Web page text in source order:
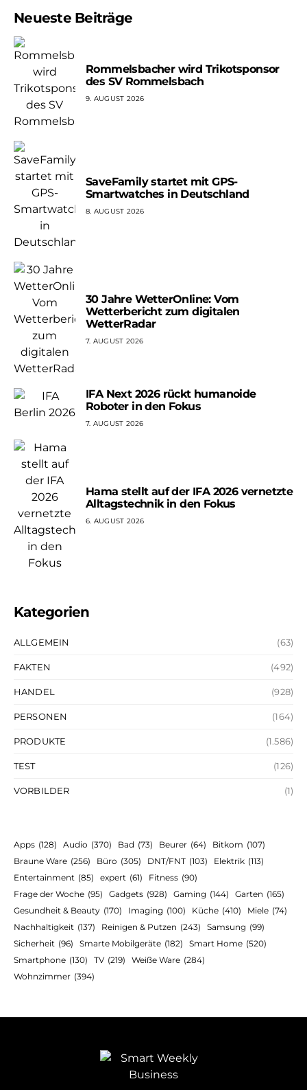
Neueste Beiträge
Rommelsbacher wird Trikotsponsor
des SV Rommelsbach
9. AUGUST 2026
SaveFamily startet mit GPS-
Smartwatches in Deutschland
8. AUGUST 2026
30 Jahre WetterOnline: Vom
Wetterbericht zum digitalen
WetterRadar
7. AUGUST 2026
IFA Next 2026 rückt humanoide
Roboter in den Fokus
7. AUGUST 2026
Hama stellt auf der IFA 2026 vernetzte
Alltagstechnik in den Fokus
6. AUGUST 2026
Kategorien
ALLGEMEIN (63)
FAKTEN (492)
HANDEL (928)
PERSONEN (164)
PRODUKTE (1.586)
TEST (126)
VORBILDER (1)
Apps (128) Audio (370) Bad (73) Beurer (64) Bitkom (107)
Braune Ware (256) Büro (305) DNT/FNT (103) Elektrik (113)
Entertainment (85) expert (61) Fitness (90)
Frage der Woche (95) Gadgets (928) Gaming (144) Garten (165)
Gesundheit & Beauty (170) Imaging (100) Küche (410) Miele (74)
Nachhaltigkeit (137) Reinigen & Putzen (243) Samsung (99)
Sicherheit (96) Smarte Mobilgeräte (182) Smart Home (520)
Smartphone (130) TV (219) Weiße Ware (284)
Wohnzimmer (394)